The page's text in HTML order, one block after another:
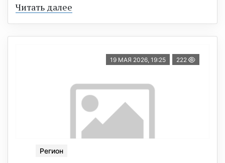
Читать далее
19 МАЯ 2026, 19:25 222
Регион